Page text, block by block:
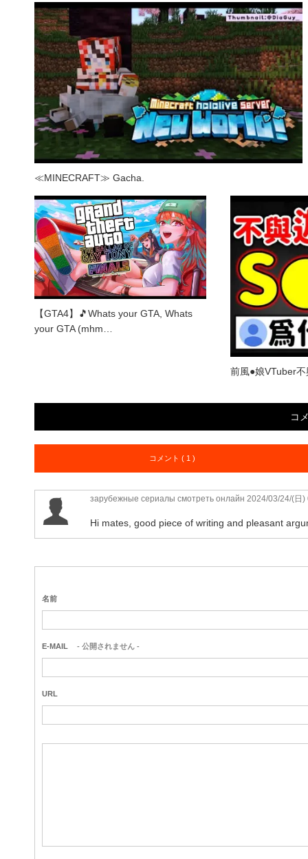
≪MINECRAFT≫ Gacha.
【GTA4】🎵Whats your GTA, Whats
your GTA (mhm…
前風●娘VTuber
コ
コメント ( 1 )
зарубежные сериалы смотреть онлайн 2024/03/24/(日)
Hi mates, good piece of writing and pleasant
名前
E-MAIL - 公開されません -
URL